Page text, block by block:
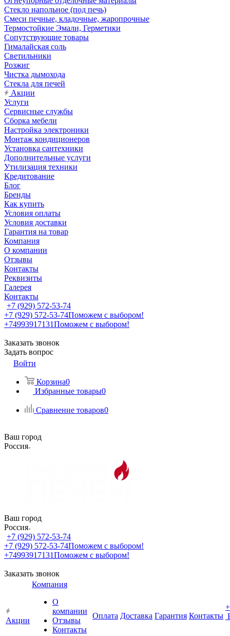
Стекло напольное (под печь)
Смеси печные, кладочные, жаропрочные
Термостойкие Эмали, Герметики
Сопутствующие товары
Гималайская соль
Светильники
Розжиг
Чистка дымохода
Стекла для печей
Акции
Услуги
Сервисные службы
Сборка мебели
Настройка электроники
Монтаж кондиционеров
Установка сантехники
Дополнительные услуги
Утилизация техники
Кредитование
Блог
Бренды
Как купить
Условия оплаты
Условия доставки
Гарантия на товар
Компания
О компании
Отзывы
Контакты
Реквизиты
Галерея
Контакты
+7 (929) 572-53-74
+7 (929) 572-53-74Поможем с выбором!
+74993917131Поможем с выбором!
Заказать звонок
Задать вопрос
Войти
Корзина0
Избранные товары0
Сравнение товаров0
Ваш город
Россия
Ваш город
Россия
+7 (929) 572-53-74
+7 (929) 572-53-74Поможем с выбором!
+74993917131Поможем с выбором!
Заказать звонок
Акции
Компания
О
компании
Отзывы
Контакты
Оплата Доставка Гарантия Контакты
+